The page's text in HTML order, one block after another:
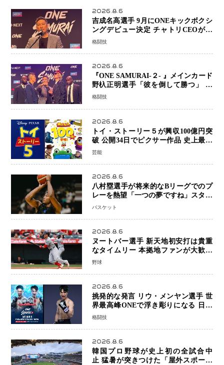
2026.8.6
吉成名高選手 9月にONEキックボクシ
ングデビュー決定 チャトリCEOがサ
プライズ発表 2カ月連続参戦へ
格闘技
2026.8.6
『ONE SAMURAI-２- 』メインカード
野杁正明選手「彼を倒して勝つ」 リ
ウ・メンヤンとの因縁に決着へ 再起
初戦
格闘技
2026.8.6
トイ・ストーリー５が興収100億円突
破 公開34日でピクサー作品 史上最速
日本歴代シリーズ最高更新も目前
芸能
2026.8.6
八村塁選手が将来的なBリーグでのプ
レーを熱望「一つの夢ですね」スター
帰還がリーグ価値を押し上げる可能性
バスケット
2026.8.6
ヌートバー選手 新天地初安打は貴重
なタイムリー 本拠地ファンが大歓声
笑顔で歓喜
野球
2026.8.6
挑発的な発言 リウ・メンヤン選手 世
界最高峰ONEで浮き彫りになる 日本
キックボクシングが直面する“技術
格闘技
2026.8.6
韓国プロ野球が史上初の全試合中
止 猛暑が突きつけた「屋外スポーツ